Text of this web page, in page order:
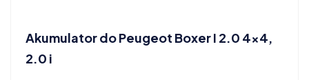
Akumulator do Peugeot Boxer I 2.0 4×4,
2.0 i